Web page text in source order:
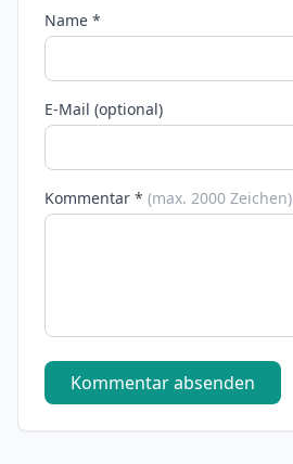
Name *
E-Mail (optional)
Kommentar * (max. 2000 Zeichen)
Kommentar absenden